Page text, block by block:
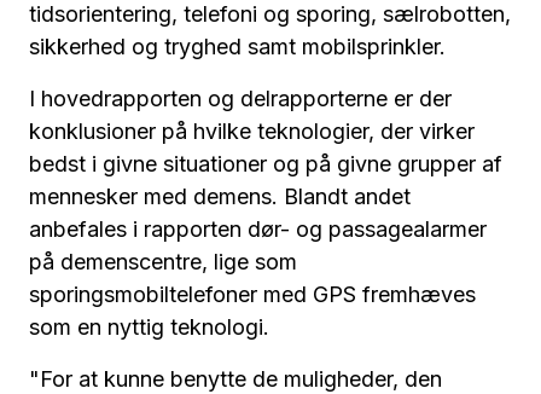
tidsorientering, telefoni og sporing, sælrobotten,
sikkerhed og tryghed samt mobilsprinkler.
I hovedrapporten og delrapporterne er der
konklusioner på hvilke teknologier, der virker
bedst i givne situationer og på givne grupper af
mennesker med demens. Blandt andet
anbefales i rapporten dør- og passagealarmer
på demenscentre, lige som
sporingsmobiltelefoner med GPS fremhæves
som en nyttig teknologi.
"For at kunne benytte de muligheder, den